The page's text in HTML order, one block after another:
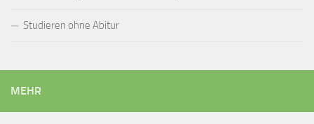
Studieren ohne Abitur
MEHR